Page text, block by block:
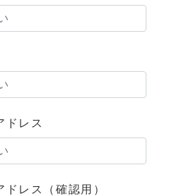
ドレス
ドレス（確認用）